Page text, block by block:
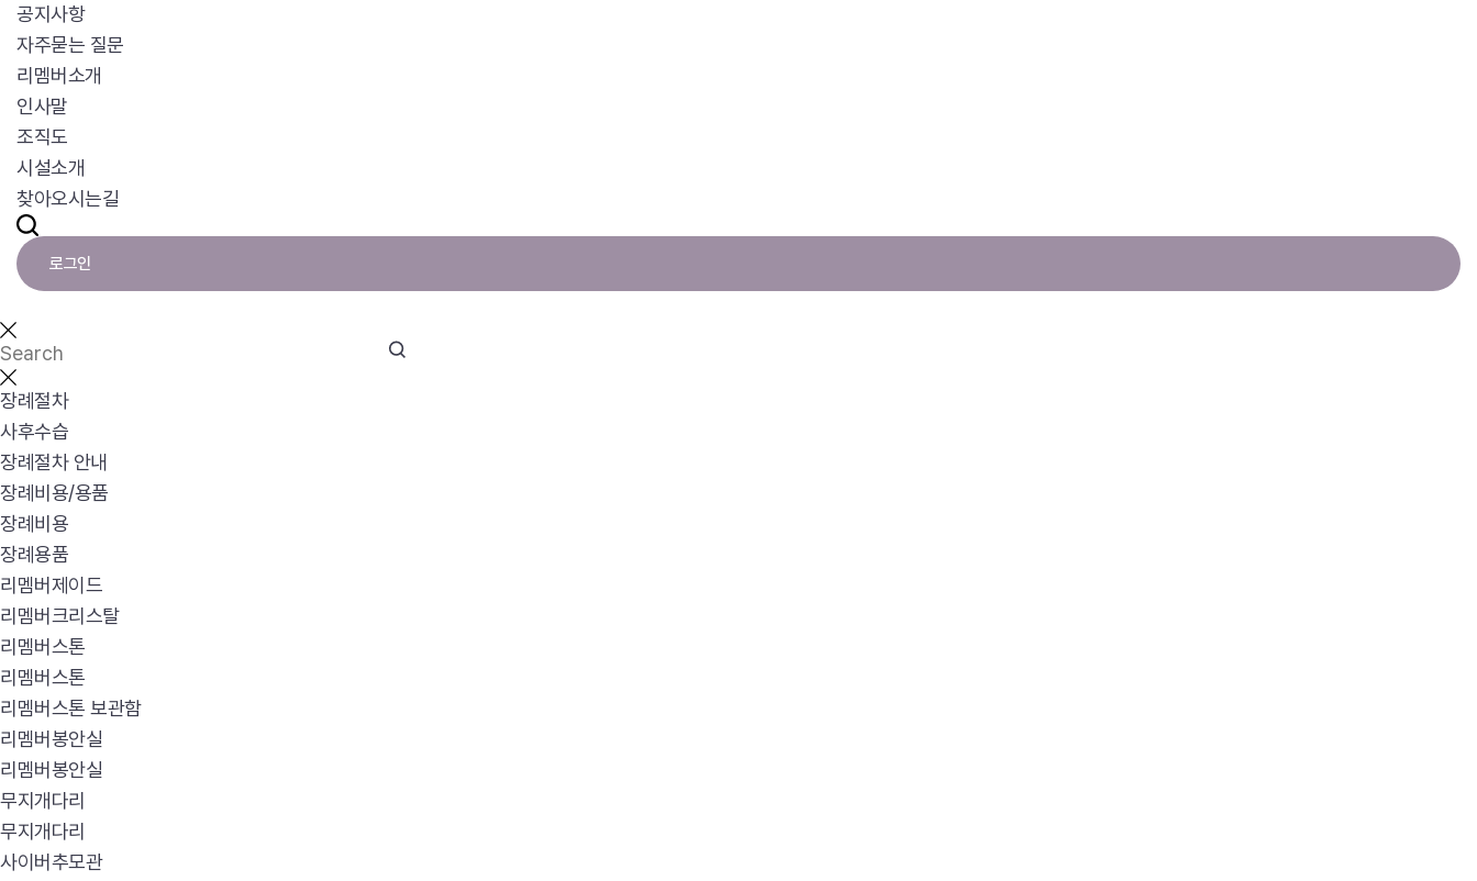
공지사항
자주묻는 질문
리멤버소개
인사말
조직도
시설소개
찾아오시는길
로그인
장례절차
사후수습
장례절차 안내
장례비용/용품
장례비용
장례용품
리멤버제이드
리멤버크리스탈
리멤버스톤
리멤버스톤
리멤버스톤 보관함
리멤버봉안실
리멤버봉안실
무지개다리
무지개다리
사이버추모관